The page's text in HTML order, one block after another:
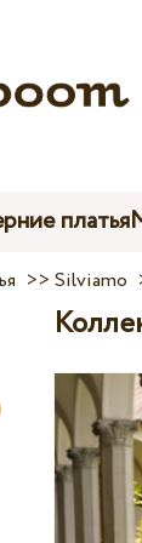
платья
>>Silviamo